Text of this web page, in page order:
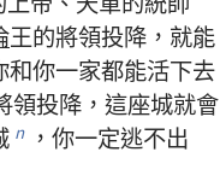
王的將領投降 ， 就能
和你一家都能活下去
領投降 ， 這座城就會
n ， 你一定逃不出